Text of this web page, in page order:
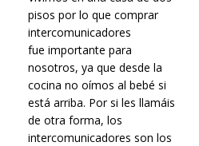
pisos por lo que comprar
intercomunicadores
fue importante para
nosotros, ya que desde la
cocina no oímos al bebé si
está arriba. Por si les llamáis
de otra forma, los
intercomunicadores son los